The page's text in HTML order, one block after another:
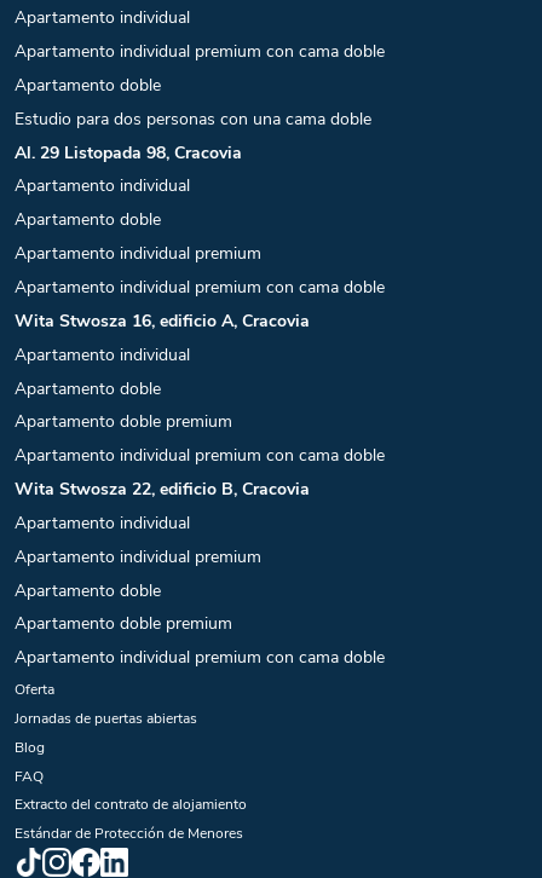
Apartamento individual
Apartamento individual premium con cama doble
Apartamento doble
Estudio para dos personas con una cama doble
Al. 29 Listopada 98, Cracovia
Apartamento individual
Apartamento doble
Apartamento individual premium
Apartamento individual premium con cama doble
Wita Stwosza 16, edificio A, Cracovia
Apartamento individual
Apartamento doble
Apartamento doble premium
Apartamento individual premium con cama doble
Wita Stwosza 22, edificio B, Cracovia
Apartamento individual
Apartamento individual premium
Apartamento doble
Apartamento doble premium
Apartamento individual premium con cama doble
Oferta
Jornadas de puertas abiertas
Blog
FAQ
Extracto del contrato de alojamiento
Estándar de Protección de Menores